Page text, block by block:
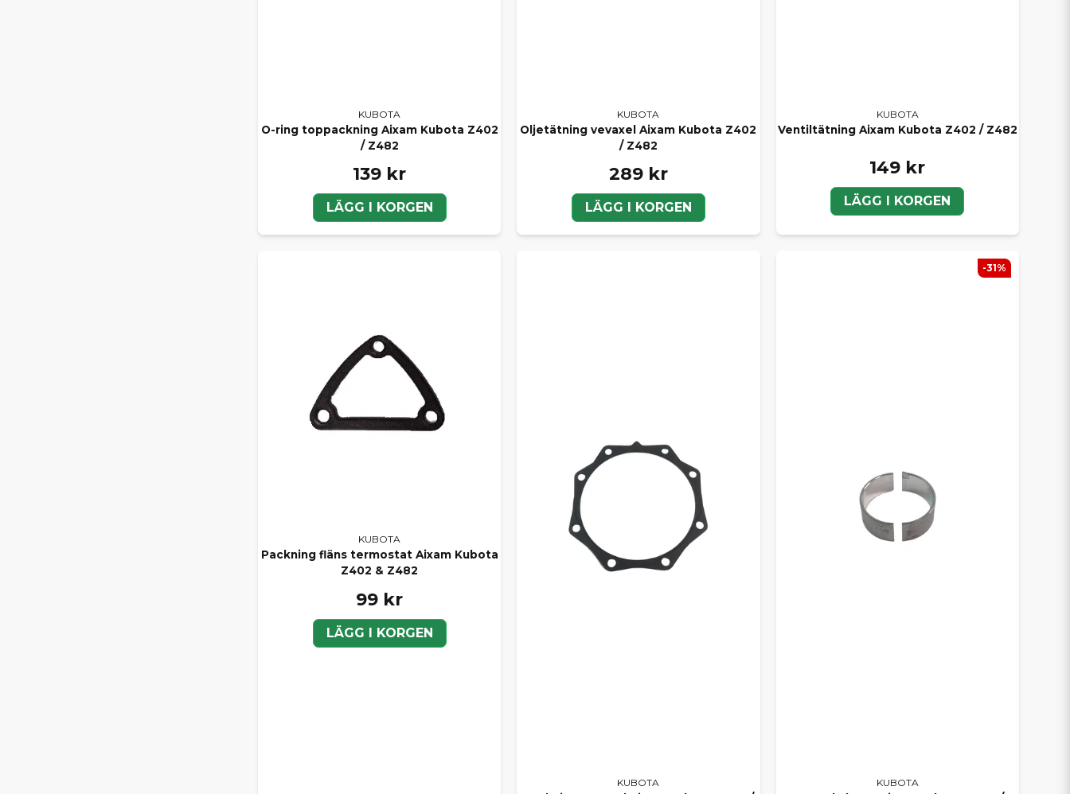
KUBOTA
O-ring toppackning Aixam Kubota Z402
/ Z482
139 kr
LÄGG I KORGEN
KUBOTA
Oljetätning vevaxel Aixam Kubota Z402
/ Z482
289 kr
LÄGG I KORGEN
KUBOTA
Ventiltätning Aixam Kubota Z402 / Z482
149 kr
LÄGG I KORGEN
KUBOTA
Packning fläns termostat Aixam Kubota
Z402 & Z482
99 kr
LÄGG I KORGEN
KUBOTA KUBOTA
-31%